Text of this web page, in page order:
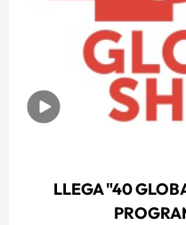
LLEGA "40